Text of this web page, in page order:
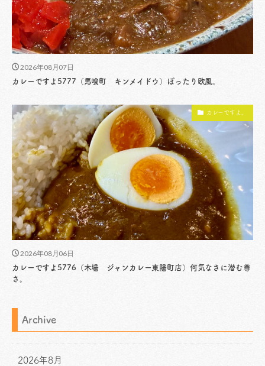
2026年08月07日
カレーですよ5777（馬喰町 キンメイドウ）ぽったり欧風。
カレーですよ。
2026年08月06日
カレーですよ5776（木場 ジャンカレー東陽町店）何気なさに潜む尊
さ。
Archive
2026年8月